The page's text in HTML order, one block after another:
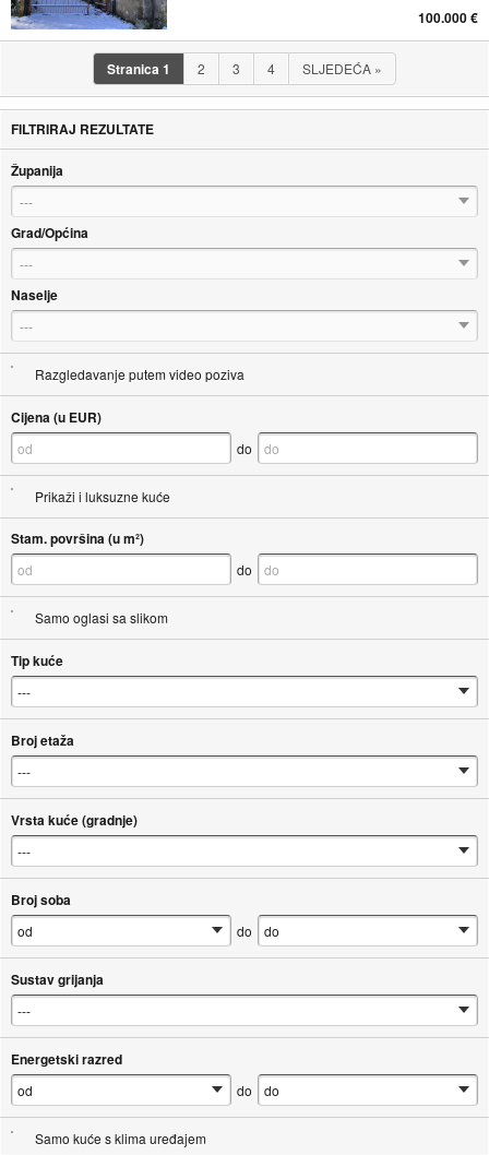
100.000 €
Stranica1 2 3 4 SLJEDEĆA »
FILTRIRAJ REZULTATE
Županija
---
Grad/Općina
---
Naselje
---
Razgledavanje putem video poziva
Cijena (u EUR)
do
Prikaži i luksuzne kuće
Stam. površina (u m²)
do
Samo oglasi sa slikom
Tip kuće
Broj etaža
Vrsta kuće (gradnje)
Broj soba
do
Sustav grijanja
Energetski razred
do
Samo kuće s klima uređajem